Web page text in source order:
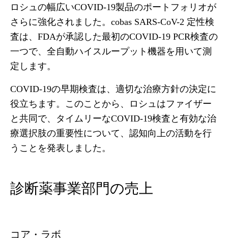
ロシュの幅広いCOVID-19製品のポートフォリオが
さらに強化されました。cobas SARS-CoV-2 定性検
査は、FDAが承認した最初のCOVID-19 PCR検査の
一つで、全自動ハイスループット機器を用いて測
定します。
COVID-19の早期検査は、適切な治療方針の決定に
役立ちます。このことから、ロシュはファイザー
と共同で、タイムリーなCOVID-19検査と有効な治
療選択肢の重要性について、認知向上の活動を行
うことを発表しました。
診断薬事業部門の売上
コア・ラボ